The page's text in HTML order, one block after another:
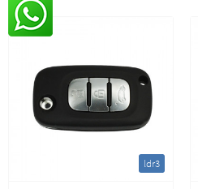
ldr3